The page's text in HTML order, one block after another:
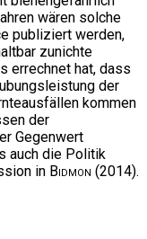
wären solche
publiziert werden,
zunichte
errechnet hat, dass
der
kommen
der
Gegenwert
auch die Politik
in Bidmon (2014).